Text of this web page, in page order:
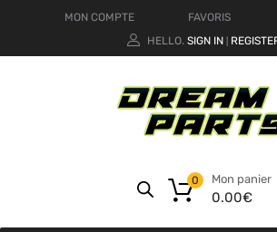
MON COMPTE FAVORIS
HELLO. SIGN IN
Mon panier
0.00€
0